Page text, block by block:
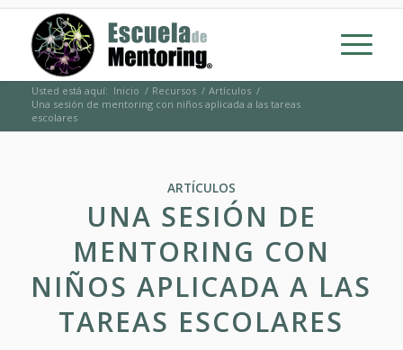
Usted está aquí: Inicio / Recursos / Artículos /
Una sesión de mentoring con niños aplicada a las tareas
escolares
ARTÍCULOS
UNA SESIÓN DE
MENTORING CON
NIÑOS APLICADA A LAS
TAREAS ESCOLARES